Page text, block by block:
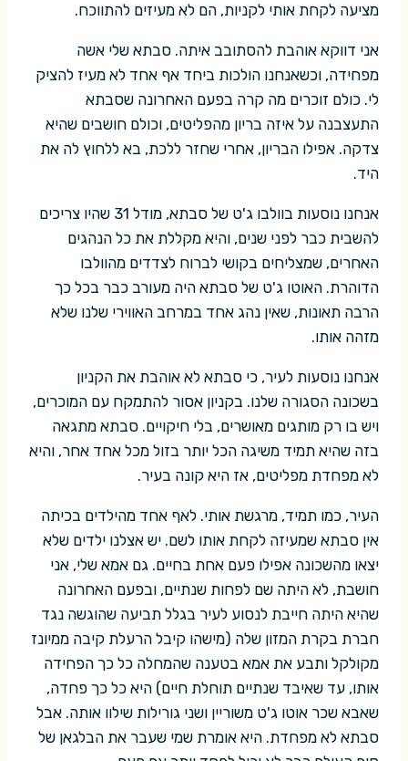
מציעה לקחת אותי לקניות, הם לא מעיזים להתווכח.
אני דווקא אוהבת להסתובב איתה. סבתא שלי אשה
מפחידה, וכשאנחנו הולכות ביחד אף אחד לא מעיז להציק
לי. כולם זוכרים מה קרה בפעם האחרונה שסבתא
התעצבנה על איזה בריון מהפליטים, וכולם חושבים שהיא
צדקה. אפילו הבריון, אחרי שחזר ללכת, בא ללחוץ לה את
היד.
אנחנו נוסעות בוולבו ג'ט של סבתא, מודל 31 שהיו צריכים
להשבית כבר לפני שנים, והיא מקללת את כל הנהגים
האחרים, שמצליחים בקושי לברוח לצדדים מהוולבו
הדוהרת. האוטו ג'ט של סבתא היה מעורב כבר בכל כך
הרבה תאונות, שאין נהג אחד במרחב האווירי שלנו שלא
מזהה אותו.
אנחנו נוסעות לעיר, כי סבתא לא אוהבת את הקניון
בשכונה הסגורה שלנו. בקניון אסור להתמקח עם המוכרים,
ויש בו רק מותגים מאושרים, בלי חיקויים. סבתא מתגאה
בזה שהיא תמיד משיגה הכל יותר בזול מכל אחד אחר, והיא
לא מפחדת מפליטים, אז היא קונה בעיר.
העיר, כמו תמיד, מרגשת אותי. לאף אחד מהילדים בכיתה
אין סבתא שמעיזה לקחת אותו לשם. יש אצלנו ילדים שלא
יצאו מהשכונה אפילו פעם אחת בחיים. גם אמא שלי, אני
חושבת, לא היתה שם לפחות שנתיים, ובפעם האחרונה
שהיא היתה חייבת לנסוע לעיר בגלל תביעה שהוגשה נגד
חברת בקרת המזון שלה (מישהו קיבל הרעלת קיבה ממיונז
מקולקל ותבע את אמא בטענה שהמחלה כל כך הפחידה
אותו, עד שאיבד שנתיים תוחלת חיים) היא כל כך פחדה,
שאבא שכר אוטו ג'ט משוריין ושני גורילות שילוו אותה. אבל
סבתא לא מפחדת. היא אומרת שמי שעבר את הבלגאן של